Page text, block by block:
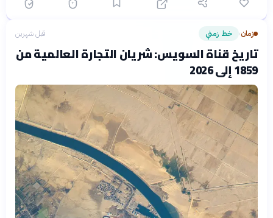
زمان› خط زمني قبل شهرين
تاريخ قناة السويس: شريان التجارة العالمية من
1859 إلى 2026